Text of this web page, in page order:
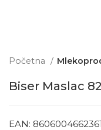
Početna
Biser Maslac
EAN: 8606004662361